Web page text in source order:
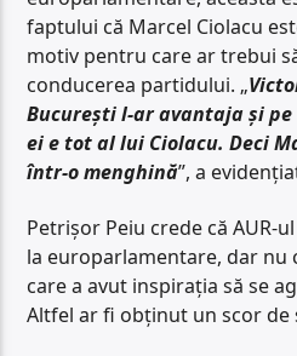
faptului că Marcel Ciolacu
motiv pentru care ar trebui
conducerea partidului. „
București l-ar avantaja și
ei e tot al lui Ciolacu. Deci
într-o menghină”, a
Petrișor Peiu crede că AUR-
la europarlamentare, dar nu
care a avut inspirația să se
Altfel ar fi obținut un scor de